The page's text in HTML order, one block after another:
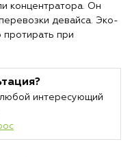
концентратора. Он
девайса. Эко-
при
интересующий